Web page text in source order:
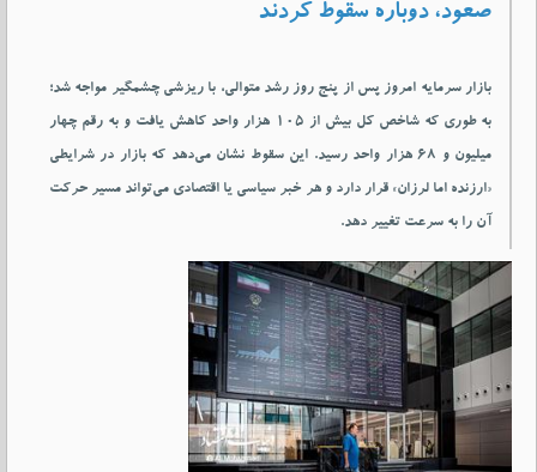
صعود، دوباره سقوط کردند
بازار سرمایه امروز پس از پنج روز رشد متوالی، با ریزشی چشمگیر مواجه شد؛
به طوری که شاخص کل بیش از ۱۰۵ هزار واحد کاهش یافت و به رقم چهار
میلیون و ۶۸ هزار واحد رسید. این سقوط نشان می‌دهد که بازار در شرایطی
«ارزنده اما لرزان» قرار دارد و هر خبر سیاسی یا اقتصادی می‌تواند مسیر حرکت
آن را به سرعت تغییر دهد.